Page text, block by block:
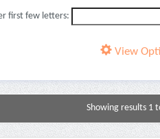
first few letters:
View
Showing results 1